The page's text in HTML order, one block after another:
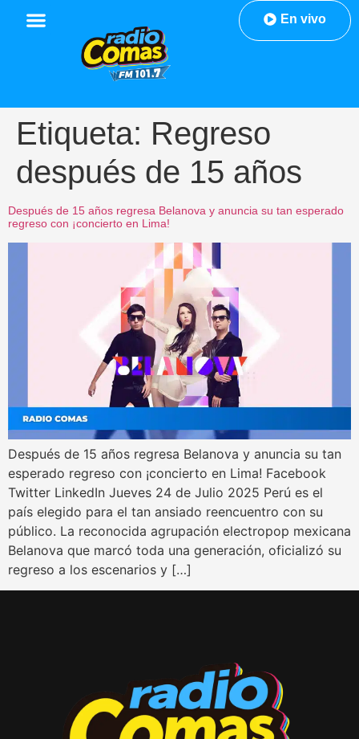
En vivo
Etiqueta: Regreso
después de 15 años
Después de 15 años regresa Belanova y anuncia su tan esperado
regreso con ¡concierto en Lima!
Después de 15 años regresa Belanova y anuncia su tan
esperado regreso con ¡concierto en Lima! Facebook
Twitter LinkedIn Jueves 24 de Julio 2025 Perú es el
país elegido para el tan ansiado reencuentro con su
público. La reconocida agrupación electropop mexicana
Belanova que marcó toda una generación, oficializó su
regreso a los escenarios y […]